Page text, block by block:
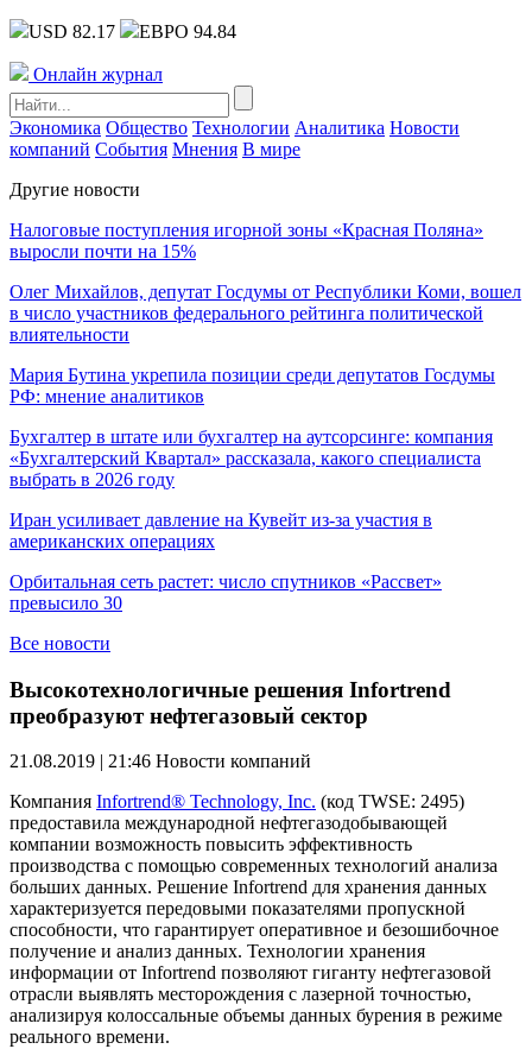
USD 82.17 ЕВРО 94.84
Онлайн журнал
Экономика Общество Технологии Аналитика Новости
компаний События Мнения В мире
Другие новости
Налоговые поступления игорной зоны «Красная Поляна»
выросли почти на 15%
Олег Михайлов, депутат Госдумы от Республики Коми, вошел
в число участников федерального рейтинга политической
влиятельности
Мария Бутина укрепила позиции среди депутатов Госдумы
РФ: мнение аналитиков
Бухгалтер в штате или бухгалтер на аутсорсинге: компания
«Бухгалтерский Квартал» рассказала, какого специалиста
выбрать в 2026 году
Иран усиливает давление на Кувейт из-за участия в
американских операциях
Орбитальная сеть растет: число спутников «Рассвет»
превысило 30
Все новости
Высокотехнологичные решения Infortrend
преобразуют нефтегазовый сектор
21.08.2019 | 21:46 Новости компаний
Компания Infortrend® Technology, Inc. (код TWSE: 2495)
предоставила международной нефтегазодобывающей
компании возможность повысить эффективность
производства с помощью современных технологий анализа
больших данных. Решение Infortrend для хранения данных
характеризуется передовыми показателями пропускной
способности, что гарантирует оперативное и безошибочное
получение и анализ данных. Технологии хранения
информации от Infortrend позволяют гиганту нефтегазовой
отрасли выявлять месторождения с лазерной точностью,
анализируя колоссальные объемы данных бурения в режиме
реального времени.